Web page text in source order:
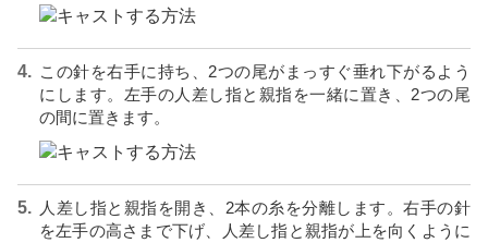
この針を右手に持ち、2つの尾がまっすぐ垂れ下がるよう
にします。左手の人差し指と親指を一緒に置き、2つの尾
の間に置きます。
人差し指と親指を開き、2本の糸を分離します。右手の針
を左手の高さまで下げ、人差し指と親指が上を向くように